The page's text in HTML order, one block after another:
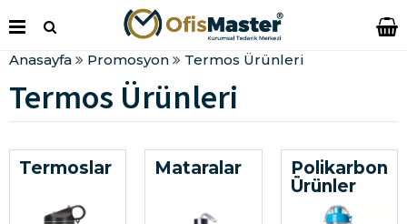
Anasayfa Promosyon Termos Ürünleri
Termos Ürünleri
Termoslar Mataralar
Polikarbon
Ürünler